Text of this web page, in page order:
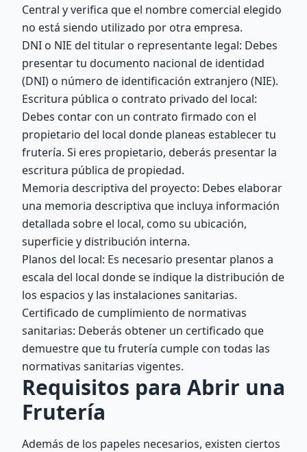
Central y verifica que el nombre comercial elegido
no está siendo utilizado por otra empresa.
DNI o NIE del titular o representante legal: Debes
presentar tu documento nacional de identidad
(DNI) o número de identificación extranjero (NIE).
Escritura pública o contrato privado del local:
Debes contar con un contrato firmado con el
propietario del local donde planeas establecer tu
frutería. Si eres propietario, deberás presentar la
escritura pública de propiedad.
Memoria descriptiva del proyecto: Debes elaborar
una memoria descriptiva que incluya información
detallada sobre el local, como su ubicación,
superficie y distribución interna.
Planos del local: Es necesario presentar planos a
escala del local donde se indique la distribución de
los espacios y las instalaciones sanitarias.
Certificado de cumplimiento de normativas
sanitarias: Deberás obtener un certificado que
demuestre que tu frutería cumple con todas las
normativas sanitarias vigentes.
Requisitos para Abrir una
Frutería
Además de los papeles necesarios, existen ciertos